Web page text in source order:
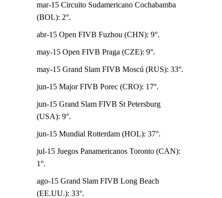
mar-15 Circuito Sudamericano Cochabamba
(BOL): 2°.
abr-15 Open FIVB Fuzhou (CHN): 9°.
may-15 Open FIVB Praga (CZE): 9°.
may-15 Grand Slam FIVB Moscú (RUS): 33°.
jun-15 Major FIVB Porec (CRO): 17°.
jun-15 Grand Slam FIVB St Petersburg
(USA): 9°.
jun-15 Mundial Rotterdam (HOL): 37°.
jul-15 Juegos Panamericanos Toronto (CAN):
1°.
ago-15 Grand Slam FIVB Long Beach
(EE.UU.): 33°.